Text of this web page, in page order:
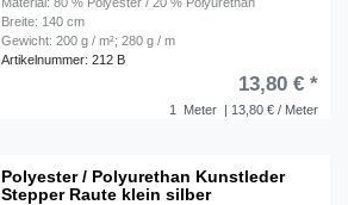
Breite: 140 cm
Gewicht: 200 g / m²; 280 g / m
Artikelnummer: 212 B
1 Meter | 13,80 € / Meter
13,80 € *
Polyester / Polyurethan Kunstleder
Stepper Raute klein silber